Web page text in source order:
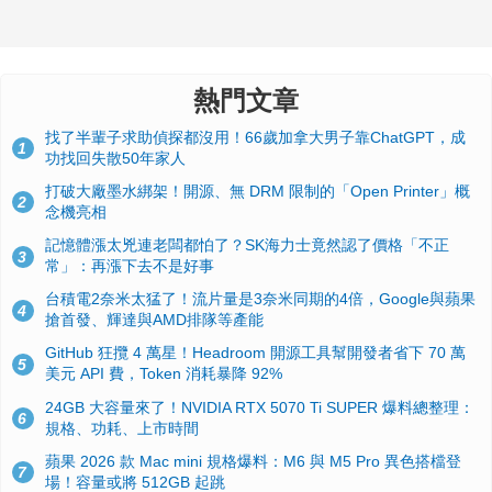
熱門文章
1
找了半輩子求助偵探都沒用！66歲加拿大男子靠ChatGPT，成
功找回失散50年家人
2
打破大廠墨水綁架！開源、無 DRM 限制的「Open Printer」概
念機亮相
3
記憶體漲太兇連老闆都怕了？SK海力士竟然認了價格「不正
常」：再漲下去不是好事
4
台積電2奈米太猛了！流片量是3奈米同期的4倍，Google與蘋果
搶首發、輝達與AMD排隊等產能
5
GitHub 狂攬 4 萬星！Headroom 開源工具幫開發者省下 70 萬
美元 API 費，Token 消耗暴降 92%
6
24GB 大容量來了！NVIDIA RTX 5070 Ti SUPER 爆料總整理：
規格、功耗、上市時間
7
蘋果 2026 款 Mac mini 規格爆料：M6 與 M5 Pro 異色搭檔登
場！容量或將 512GB 起跳